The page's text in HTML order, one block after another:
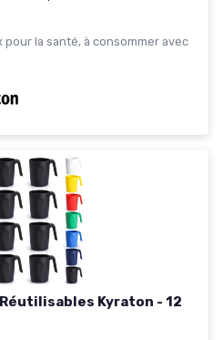
la santé, à consommer avec
Kyraton - 12